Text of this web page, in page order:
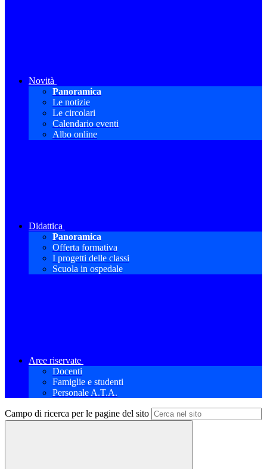
Novità
Panoramica
Le notizie
Le circolari
Calendario eventi
Albo online
Didattica
Panoramica
Offerta formativa
I progetti delle classi
Scuola in ospedale
Aree riservate
Docenti
Famiglie e studenti
Personale A.T.A.
Campo di ricerca per le pagine del sito